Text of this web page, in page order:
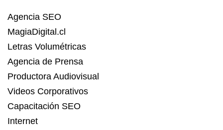
Agencia SEO
MagiaDigital.cl
Letras Volumétricas
Agencia de Prensa
Productora Audiovisual
Videos Corporativos
Capacitación SEO
Internet